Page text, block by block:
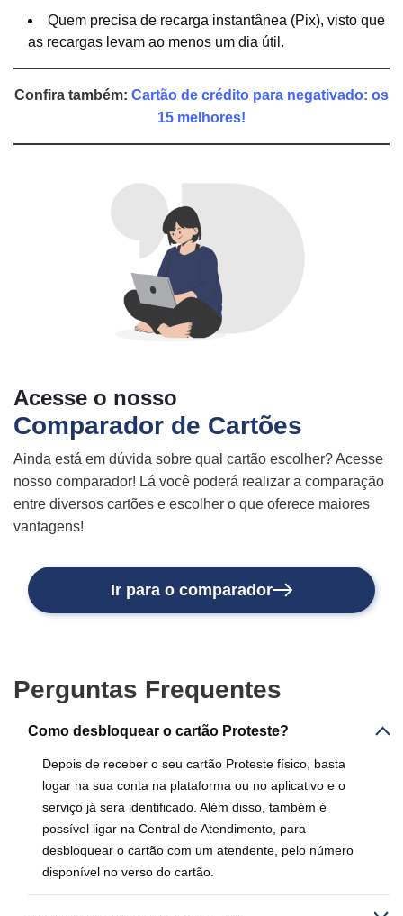
Quem precisa de recarga instantânea (Pix), visto que
as recargas levam ao menos um dia útil.
Confira também: Cartão de crédito para negativado: os
15 melhores!
Acesse o nosso
Comparador de Cartões
Ainda está em dúvida sobre qual cartão escolher? Acesse
nosso comparador! Lá você poderá realizar a comparação
entre diversos cartões e escolher o que oferece maiores
vantagens!
Ir para o comparador
Perguntas Frequentes
Como desbloquear o cartão Proteste?
Depois de receber o seu cartão Proteste físico, basta
logar na sua conta na plataforma ou no aplicativo e o
serviço já será identificado. Além disso, também é
possível ligar na Central de Atendimento, para
desbloquear o cartão com um atendente, pelo número
disponível no verso do cartão.